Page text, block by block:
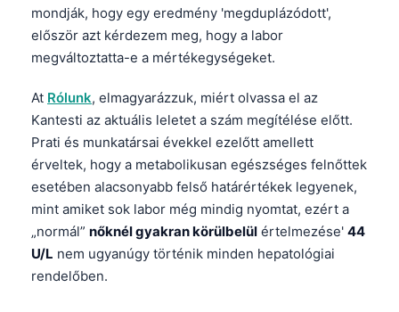
mondják, hogy egy eredmény 'megduplázódott',
először azt kérdezem meg, hogy a labor
megváltoztatta-e a mértékegységeket.
At Rólunk, elmagyarázzuk, miért olvassa el az
Kantesti az aktuális leletet a szám megítélése előtt.
Prati és munkatársai évekkel ezelőtt amellett
érveltek, hogy a metabolikusan egészséges felnőttek
esetében alacsonyabb felső határértékek legyenek,
mint amiket sok labor még mindig nyomtat, ezért a
„normál” nőknél gyakran körülbelül értelmezése' 44
U/L nem ugyanúgy történik minden hepatológiai
rendelőben.